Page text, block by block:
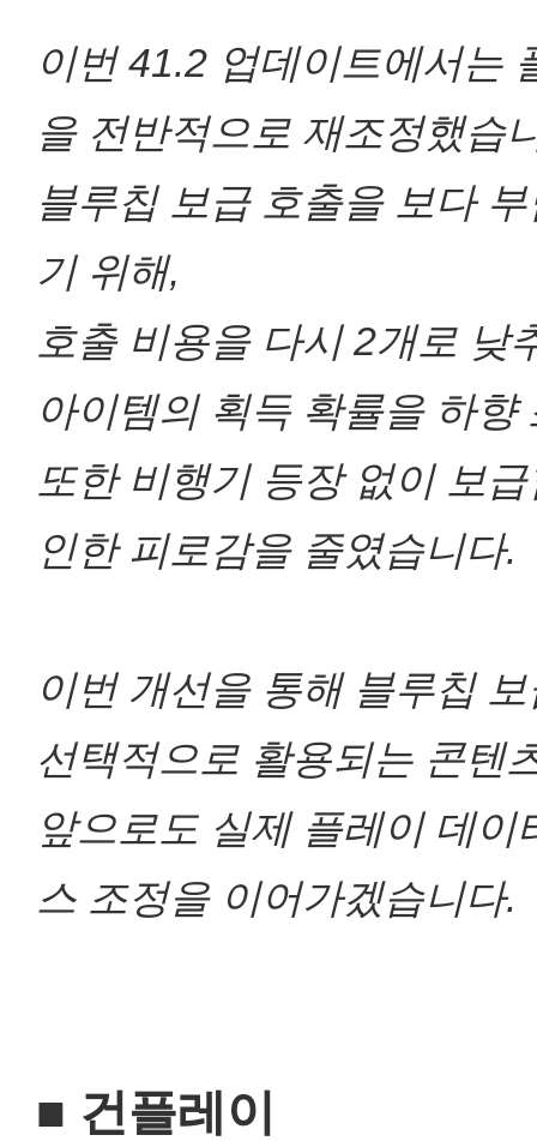
이번 41.2 업데이트에서는
을 전반적으로 재조정했습
블루칩 보급 호출을 보다
기 위해,
호출 비용을 다시 2개로 낮
아이템의 획득 확률을 하향
또한 비행기 등장 없이 보
인한 피로감을 줄였습니다.
이번 개선을 통해 블루칩
선택적으로 활용되는 콘텐
앞으로도 실제 플레이 데
스 조정을 이어가겠습니다.
■ 건플레이